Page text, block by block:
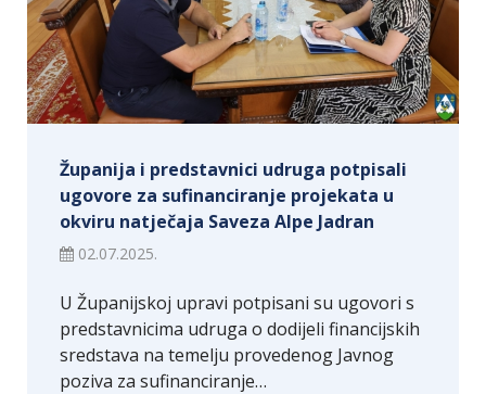
Županija i predstavnici udruga potpisali
ugovore za sufinanciranje projekata u
okviru natječaja Saveza Alpe Jadran
02.07.2025.
U Županijskoj upravi potpisani su ugovori s
predstavnicima udruga o dodijeli financijskih
sredstava na temelju provedenog Javnog
poziva za sufinanciranje…